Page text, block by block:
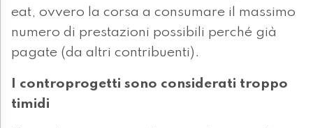
eat, ovvero la corsa a consumare il massimo
numero di prestazioni possibili perché già
pagate (da altri contribuenti).
I controprogetti sono considerati troppo
timidi